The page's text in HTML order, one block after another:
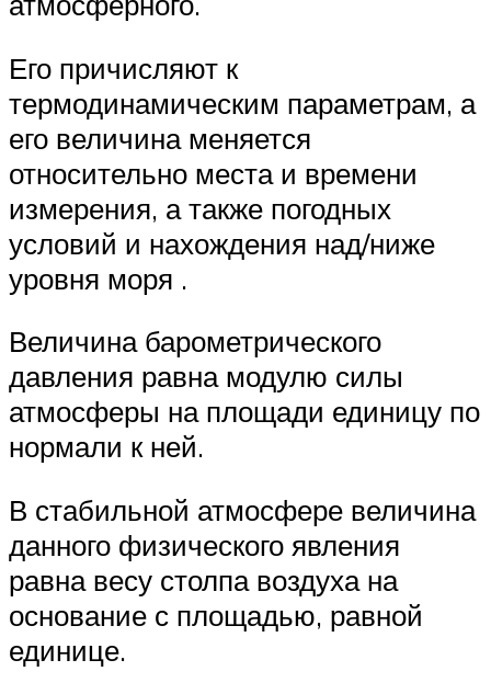
Его причисляют к
термодинамическим параметрам, а
его величина меняется
относительно места и времени
измерения, а также погодных
условий и нахождения над/ниже
уровня моря .
Величина барометрического
давления равна модулю силы
атмосферы на площади единицу по
нормали к ней.
В стабильной атмосфере величина
данного физического явления
равна весу столпа воздуха на
основание с площадью, равной
единице.